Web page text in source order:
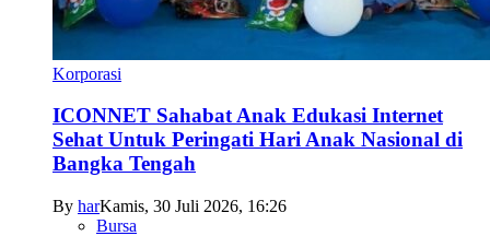
Korporasi
ICONNET Sahabat Anak Edukasi Internet
Sehat Untuk Peringati Hari Anak Nasional di
Bangka Tengah
By harKamis, 30 Juli 2026, 16:26
Bursa